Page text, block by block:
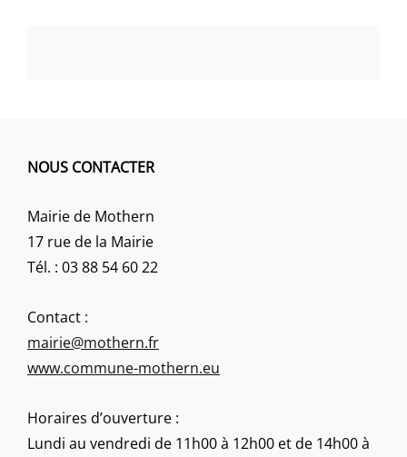
NOUS CONTACTER
Mairie de Mothern
17 rue de la Mairie
Tél. : 03 88 54 60 22
Contact :
mairie@mothern.fr
www.commune-mothern.eu
Horaires d’ouverture :
Lundi au vendredi de 11h00 à 12h00 et de 14h00 à